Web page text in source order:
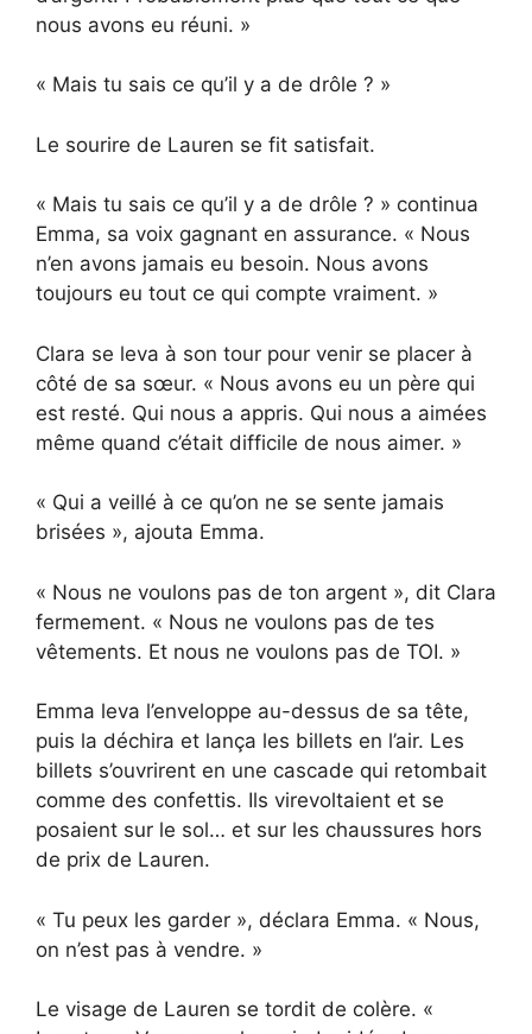
nous avons eu réuni. »
« Mais tu sais ce qu’il y a de drôle ? »
Le sourire de Lauren se fit satisfait.
« Mais tu sais ce qu’il y a de drôle ? » continua
Emma, sa voix gagnant en assurance. « Nous
n’en avons jamais eu besoin. Nous avons
toujours eu tout ce qui compte vraiment. »
Clara se leva à son tour pour venir se placer à
côté de sa sœur. « Nous avons eu un père qui
est resté. Qui nous a appris. Qui nous a aimées
même quand c’était difficile de nous aimer. »
« Qui a veillé à ce qu’on ne se sente jamais
brisées », ajouta Emma.
« Nous ne voulons pas de ton argent », dit Clara
fermement. « Nous ne voulons pas de tes
vêtements. Et nous ne voulons pas de TOI. »
Emma leva l’enveloppe au-dessus de sa tête,
puis la déchira et lança les billets en l’air. Les
billets s’ouvrirent en une cascade qui retombait
comme des confettis. Ils virevoltaient et se
posaient sur le sol… et sur les chaussures hors
de prix de Lauren.
« Tu peux les garder », déclara Emma. « Nous,
on n’est pas à vendre. »
Le visage de Lauren se tordit de colère. «